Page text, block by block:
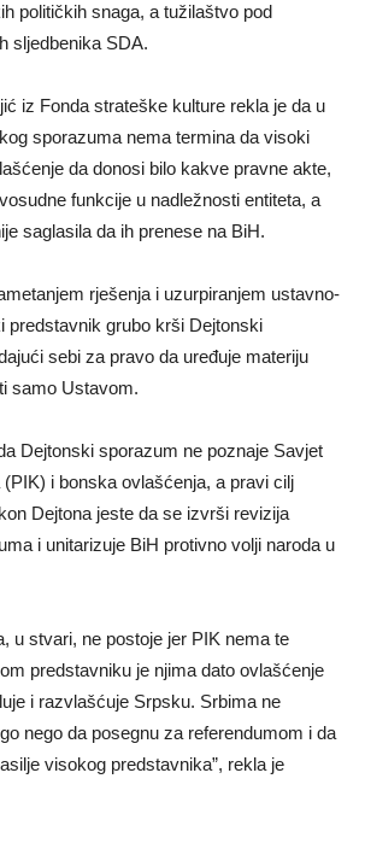
političkih snaga, a tužilaštvo pod
sljedbenika SDA.
iz Fonda strateške kulture rekla je da u
sporazuma nema termina da visoki
da donosi bilo kakve pravne akte,
funkcije u nadležnosti entiteta, a
saglasila da ih prenese na BiH.
rješenja i uzurpiranjem ustavno-
predstavnik grubo krši Dejtonski
sebi za pravo da uređuje materiju
samo Ustavom.
Dejtonski sporazum ne poznaje Savjet
i bonska ovlašćenja, a pravi cilj
Dejtona jeste da se izvrši revizija
i unitarizuje BiH protivno volji naroda u
u stvari, ne postoje jer PIK nema te
predstavniku je njima dato ovlašćenje
i razvlašćuje Srpsku. Srbima ne
nego da posegnu za referendumom i da
visokog predstavnika”, rekla je